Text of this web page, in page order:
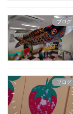
ブログ
ブログ